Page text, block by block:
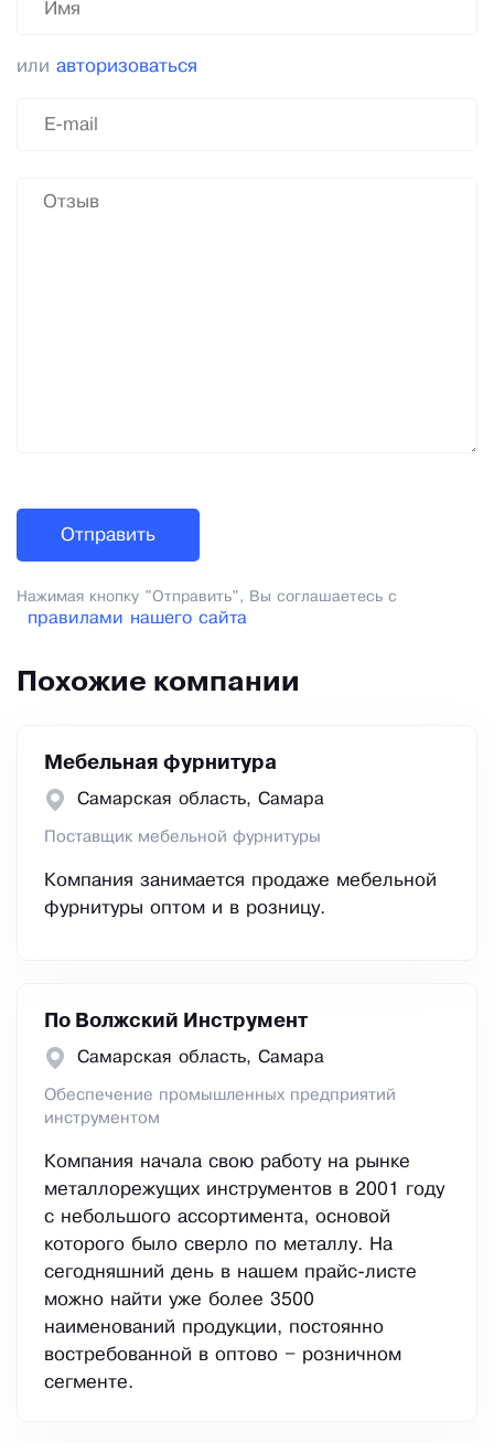
или авторизоваться
Нажимая кнопку "Отправить", Вы соглашаетесь с
правилами нашего сайта
Похожие компании
Мебельная фурнитура
Самарская область, Самара
Поставщик мебельной фурнитуры
Компания занимается продаже мебельной
фурнитуры оптом и в розницу.
По Волжский Инструмент
Самарская область, Самара
Обеспечение промышленных предприятий
инструментом
Компания начала свою работу на рынке
металлорежущих инструментов в 2001 году
с небольшого ассортимента, основой
которого было сверло по металлу. На
сегодняшний день в нашем прайс-листе
можно найти уже более 3500
наименований продукции, постоянно
востребованной в оптово – розничном
сегменте.